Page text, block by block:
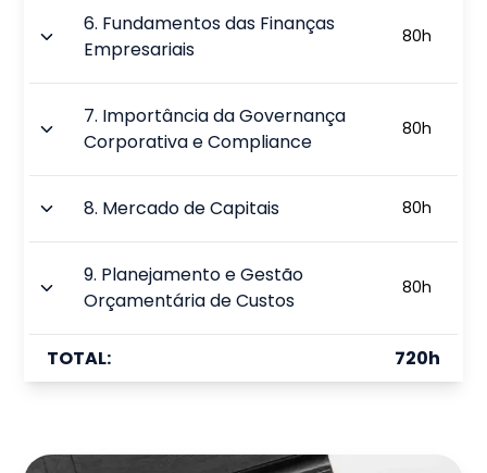
6. Fundamentos das Finanças
Empresariais
80h
7. Importância da Governança
Corporativa e Compliance
80h
8. Mercado de Capitais 80h
9. Planejamento e Gestão
Orçamentária de Custos
80h
TOTAL: 720h